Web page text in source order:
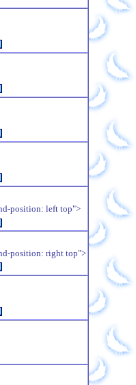
position: left top">
position: right top">